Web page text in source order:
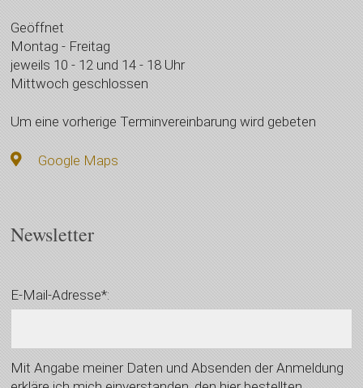
Geöffnet
Montag - Freitag
jeweils 10 - 12 und 14 - 18 Uhr
Mittwoch geschlossen
Um eine vorherige Terminvereinbarung wird gebeten
Google Maps
Newsletter
E-Mail-Adresse*:
Mit Angabe meiner Daten und Absenden der Anmeldung